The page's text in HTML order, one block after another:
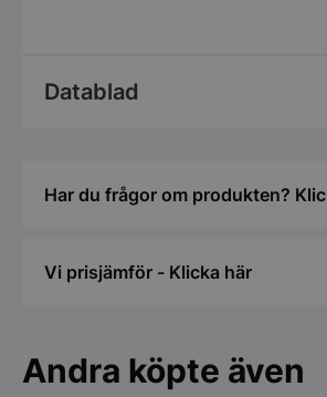
Datablad
Har du frågor om produkten?
Vi prisjämför - Klicka här
Andra köpte även